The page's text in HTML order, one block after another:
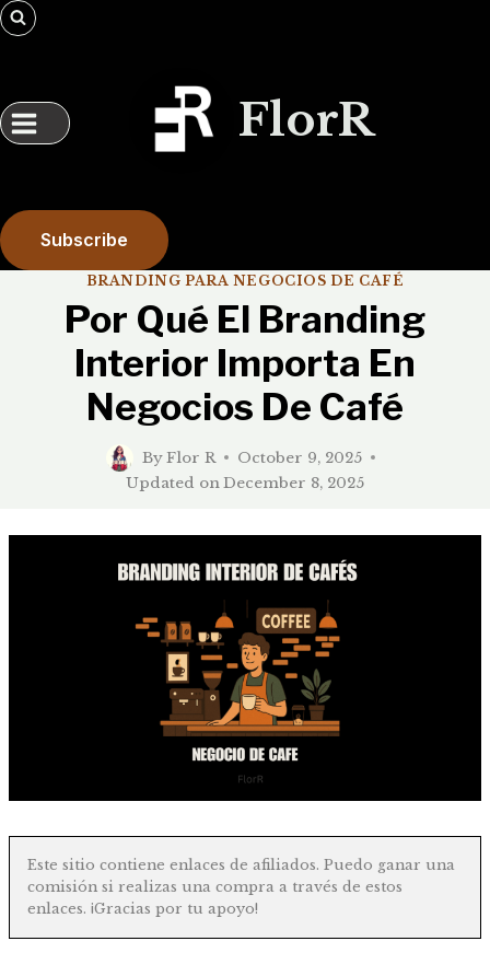
Skip
to
FlorR
Subscribe
BRANDING PARA NEGOCIOS DE CAFÉ
Por Qué El Branding
Interior Importa En
Negocios De Café
ByFlor R
October 9, 2025
Updated onDecember 8, 2025
Este sitio contiene enlaces de afiliados. Puedo ganar una
comisión si realizas una compra a través de estos
enlaces. ¡Gracias por tu apoyo!